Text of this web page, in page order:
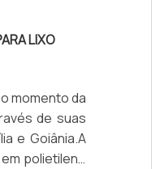
LIXO
momento da
de suas
e Goiânia.A
polietileno